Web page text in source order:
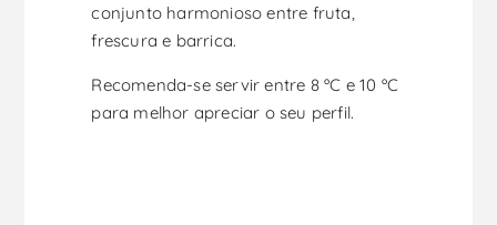
conjunto harmonioso entre fruta,
frescura e barrica.
Recomenda-se servir entre 8 ºC e 10 ºC
para melhor apreciar o seu perfil.